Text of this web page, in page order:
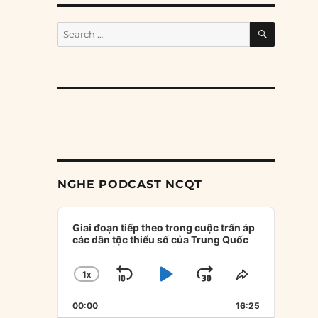
Search
for:
SEARCH
NGHE PODCAST NCQT
Audio
Player
Giai đoạn tiếp theo trong cuộc trấn áp
các dân tộc thiểu số của Trung Quốc
CHANGE
RATE
1X
SKIP
BACKWARD
PLAYJUMP
FORWARD
SHARE
EPISODE
00:00 16:25